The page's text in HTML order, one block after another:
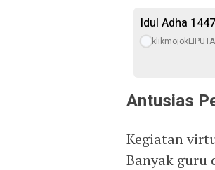
Idul Adha
Antusias
Kegiatan
Banyak guru